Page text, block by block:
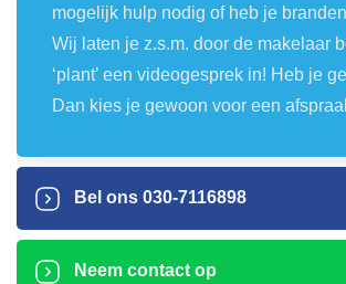
mogelijk hulp nodig of heb je
Wij laten je z.s.m. door de makelaar
‘plant’ een videogesprek in! Heb je
Dan kies je gewoon voor een
Bel ons 030-7116898
Neem contact op